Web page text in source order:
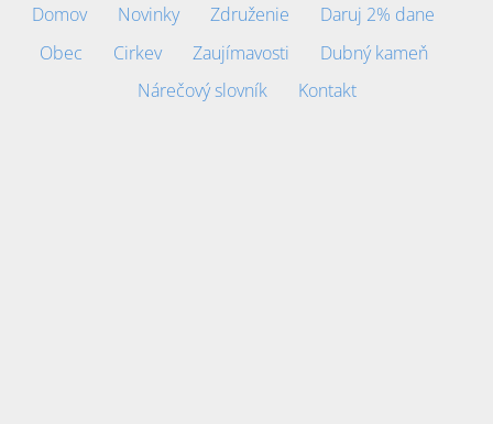
Domov Novinky Združenie
Daruj 2% dane
Obec
Cirkev Zaujímavosti
Dubný kameň
Nárečový slovník
Kontakt